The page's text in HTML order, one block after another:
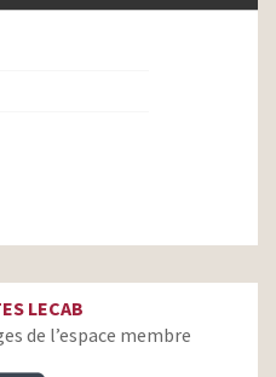
LECAB
de l’espace membre